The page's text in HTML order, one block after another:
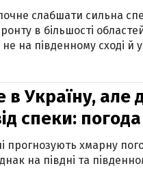
слабшати сильна
в більшості
на південному сході й
Україну, але
спеки:
прогнозують хмарну
на півдні та